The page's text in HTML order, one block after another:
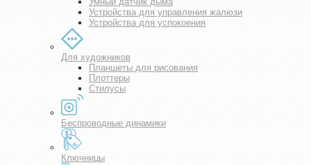
Устройства для управления жалюзи
Устройства для успокоения
Для художников
Планшеты для рисования
Плоттеры
Стилусы
Беспроводные динамики
Ключницы